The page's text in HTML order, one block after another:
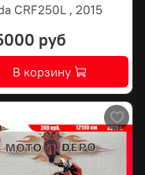
CRF250L , 2015
руб
В корзину